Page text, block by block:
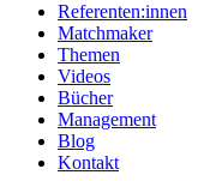
Referenten:innen
Matchmaker
Themen
Videos
Bücher
Management
Blog
Kontakt